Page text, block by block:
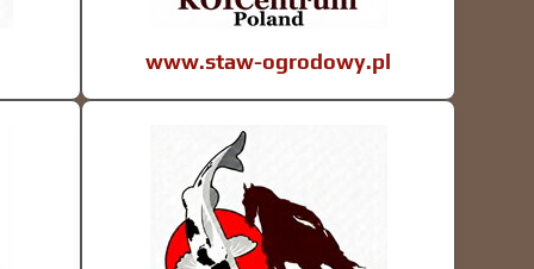
www.staw-ogrodowy.pl